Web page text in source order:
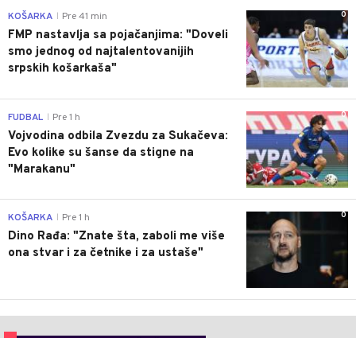
0
KOŠARKA Pre 41 min
FMP nastavlja sa pojačanjima: "Doveli
smo jednog od najtalentovanijih
srpskih košarkaša"
0
FUDBAL Pre 1 h
Vojvodina odbila Zvezdu za Sukačeva:
Evo kolike su šanse da stigne na
"Marakanu"
0
KOŠARKA Pre 1 h
Dino Rađa: "Znate šta, zaboli me više
ona stvar i za četnike i za ustaše"